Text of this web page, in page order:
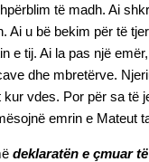
të madh. Ai
Ai u bë bekim për të
e tij. Ai la pas një
dhe mbretërve.
kur vdes. Por për sa të
emrin e Mateut
deklaratën e çmuar